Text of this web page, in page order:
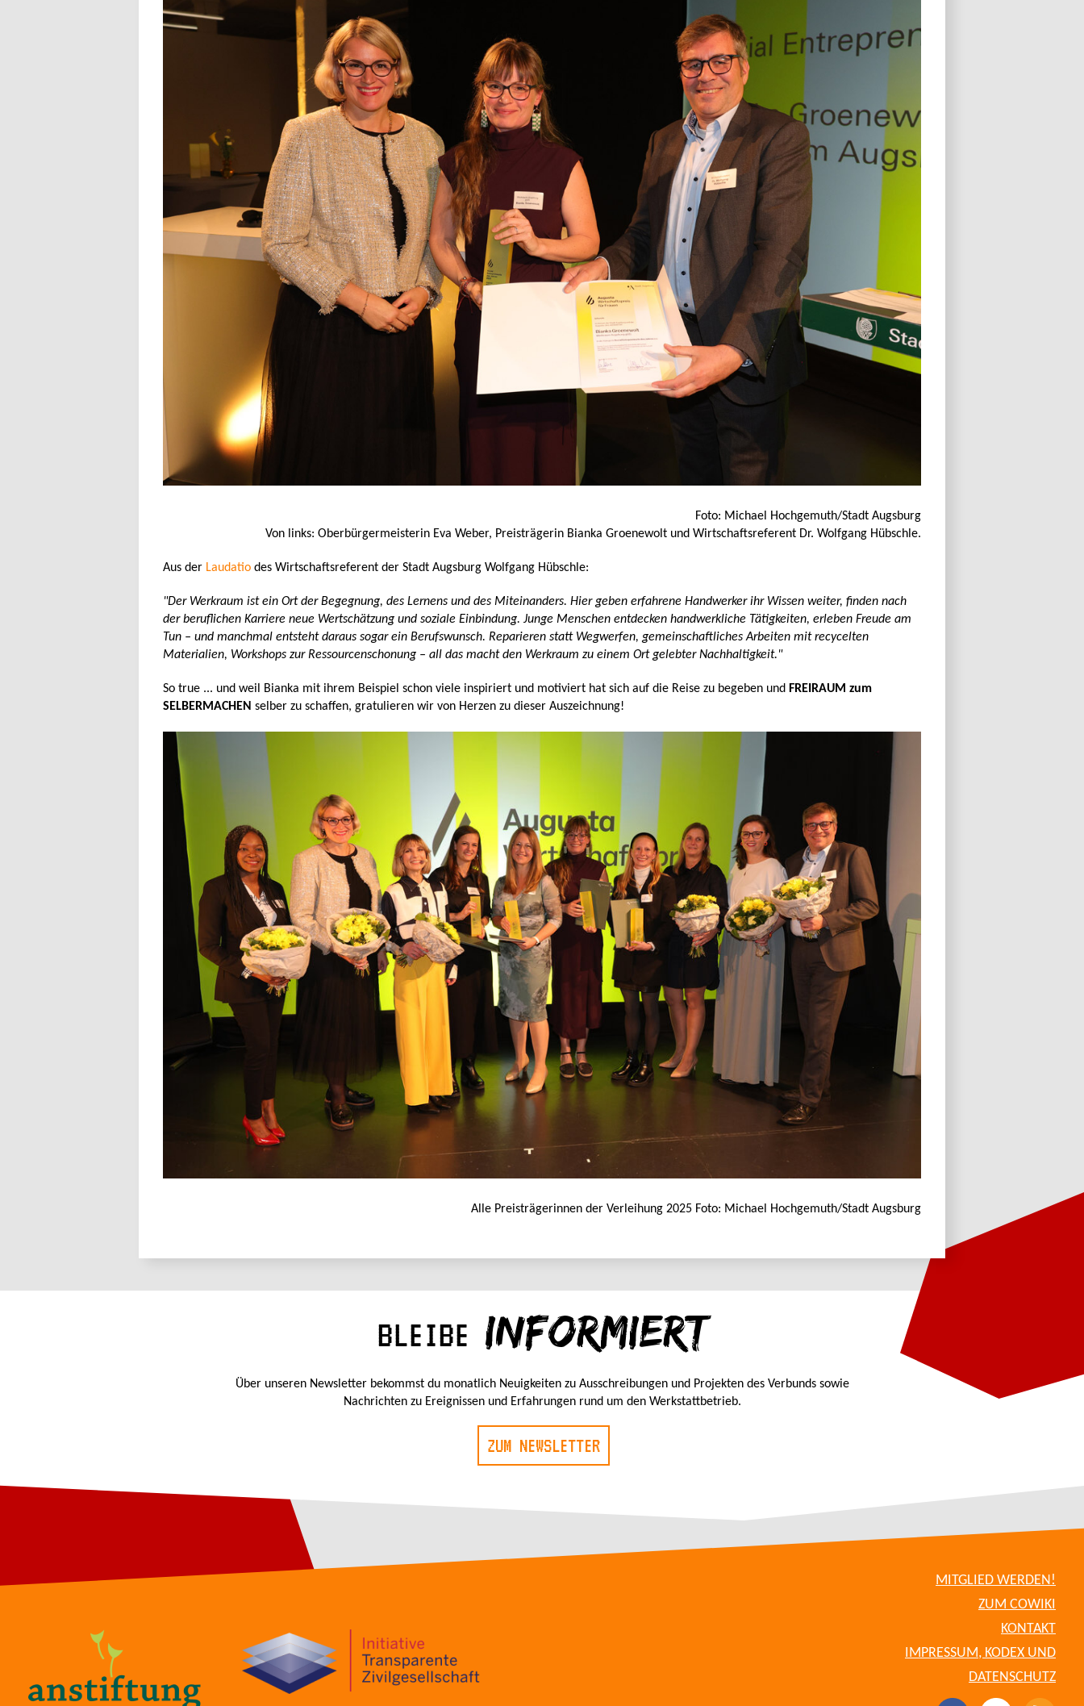
Foto: Michael Hochgemuth/Stadt Augsburg
Von links: Oberbürgermeisterin Eva Weber, Preisträgerin Bianka Groenewolt und Wirtschaftsreferent Dr. Wolfgang Hübschle.
Aus der Laudatio des Wirtschaftsreferent der Stadt Augsburg Wolfgang Hübschle:
"Der Werkraum ist ein Ort der Begegnung, des Lernens und des Miteinanders. Hier geben erfahrene Handwerker ihr Wissen weiter, finden nach
der beruflichen Karriere neue Wertschätzung und soziale Einbindung. Junge Menschen entdecken handwerkliche Tätigkeiten, erleben Freude am
Tun – und manchmal entsteht daraus sogar ein Berufswunsch. Reparieren statt Wegwerfen, gemeinschaftliches Arbeiten mit recycelten
Materialien, Workshops zur Ressourcenschonung – all das macht den Werkraum zu einem Ort gelebter Nachhaltigkeit."
So true ... und weil Bianka mit ihrem Beispiel schon viele inspiriert und motiviert hat sich auf die Reise zu begeben und FREIRAUM zum
SELBERMACHEN selber zu schaffen, gratulieren wir von Herzen zu dieser Auszeichnung!
Alle Preisträgerinnen der Verleihung 2025 Foto: Michael Hochgemuth/Stadt Augsburg
BLEIBE INFORMIERT
Über unseren Newsletter bekommst du monatlich Neuigkeiten zu Ausschreibungen und Projekten des Verbunds sowie
Nachrichten zu Ereignissen und Erfahrungen rund um den Werkstattbetrieb.
ZUM NEWSLETTER
MITGLIED WERDEN!
ZUM COWIKI
KONTAKT
IMPRESSUM, KODEX UND
DATENSCHUTZ